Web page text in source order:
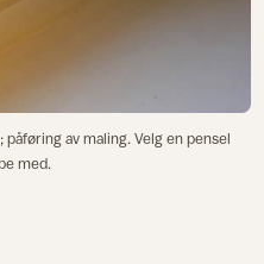
av maling. Velg en pensel
med.